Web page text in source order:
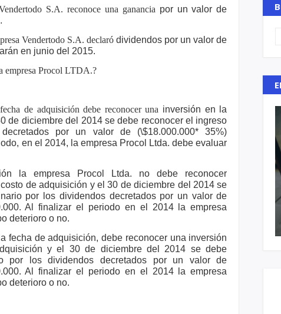
S.A. reconoce una ganancia por un valor de
Vendertodo S.A. declaródividendos por un valor de
en junio del 2015.
empresa Procol LTDA.?
de adquisición debe reconocer una inversión en la
de diciembre del 2014 sedebe reconocer el ingreso
por un valor de (\$18.000.000* 35%)
en el 2014, la empresa Procol Ltda.debe evaluar
la empresa Procol Ltda. no debe reconocer
de adquisición y el 30 de diciembre del 2014 se
por los dividendos decretados por un valor de
Al finalizar el periodo en el 2014 la empresa
deterioro o no.
fecha de adquisición, debe reconocer una inversión
y el 30 de diciembre del 2014 se debe
por los dividendos decretados por un valor de
Al finalizar el periodo en el 2014 la empresa
deterioro o no.